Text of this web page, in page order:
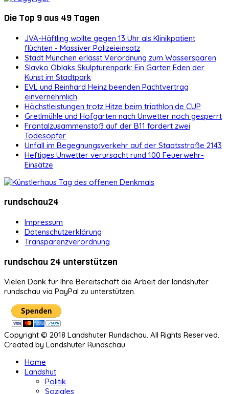
Die Top 9 aus 49 Tagen
JVA-Häftling wollte gegen 13 Uhr als Klinikpatient
flüchten - Massiver Polizeieinsatz
Stadt München erlässt Verordnung zum Wassersparen
Slavko Oblaks Skulpturenpark: Ein Garten Eden der
Kunst im Stadtpark
EVL und Reinhard Heinz beenden Pachtvertrag
einvernehmlich
Höchstleistungen trotz Hitze beim triathlon.de CUP
Gretlmühle und Hofgarten nach Unwetter noch gesperrt
Frontalzusammenstoß auf der B11 fordert zwei
Todesopfer
Unfall im Begegnungsverkehr auf der Staatsstraße 2143
Heftiges Unwetter verursacht rund 100 Feuerwehr-
Einsätze
rundschau24
Impressum
Datenschutzerklärung
Transparenzverordnung
rundschau 24 unterstützen
Vielen Dank für Ihre Bereitschaft die Arbeit der landshuter
rundschau via PayPal zu unterstützen.
Copyright © 2018 Landshuter Rundschau. All Rights Reserved.
Created by Landshuter Rundschau
Home
Landshut
Politik
Soziales